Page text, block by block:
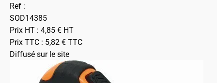
Ref :
SOD14385
Prix HT : 4,85 € HT
Prix TTC : 5,82 € TTC
Diffusé sur le site